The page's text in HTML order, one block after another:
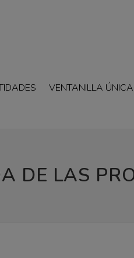
VENTANILLA ÚNICA
DE LAS